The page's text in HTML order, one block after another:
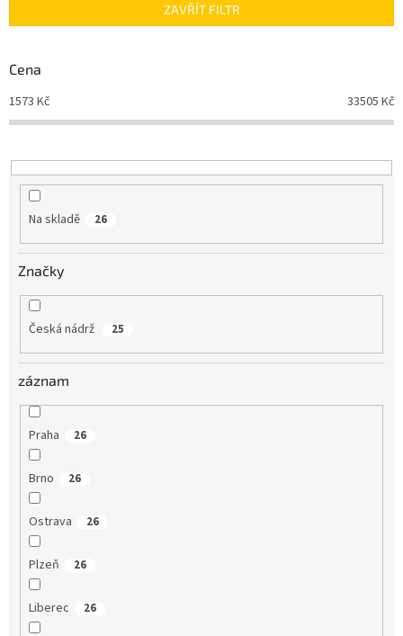
í
r
o
d
u
t
ů
ZAVŘÍT FILTR
Cena
1573 Kč 33505 Kč
Na skladě 26
Značky
Česká nádrž 25
záznam
Praha 26
Brno 26
Ostrava 26
Plzeň 26
Liberec 26